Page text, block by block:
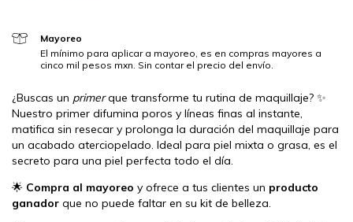
Mayoreo
El mínimo para aplicar a mayoreo, es en compras mayores a
cinco mil pesos mxn. Sin contar el precio del envío.
¿Buscas un primerque transforme tu rutina de maquillaje? ✨
Nuestro primer difumina poros y líneas finas al instante,
matifica sin resecar y prolonga la duración del maquillaje para
un acabado aterciopelado. Ideal para piel mixta o grasa, es el
secreto para una piel perfecta todo el día.
🌟 Compra al mayoreo y ofrece a tus clientes un producto
ganador que no puede faltar en su kit de belleza.